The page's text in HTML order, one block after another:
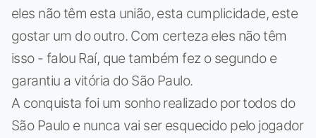
eles não têm esta união, esta cumplicidade, este
gostar um do outro. Com certeza eles não têm
isso - falou Raí, que também fez o segundo e
garantiu a vitória do São Paulo.
A conquista foi um sonho realizado por todos do
São Paulo e nunca vai ser esquecido pelo jogador